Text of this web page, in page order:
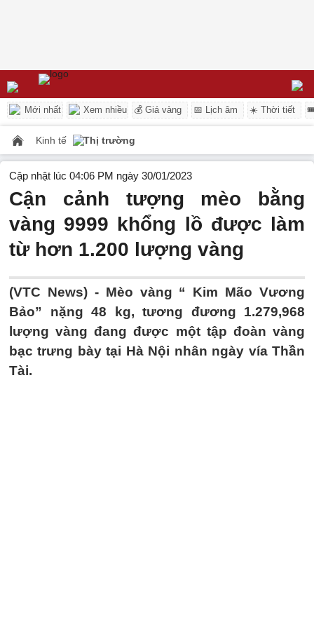
Mới nhất Xem nhiều 💰 Giá vàng 📅 Lịch âm ☀️ Thời tiết
Kinh tế Thị trường
Cập nhật lúc 04:06 PM ngày 30/01/2023
Cận cảnh tượng mèo bằng
vàng 9999 khổng lồ được làm
từ hơn 1.200 lượng vàng
(VTC News) - Mèo vàng “ Kim Mão Vương
Bảo” nặng 48 kg, tương đương 1.279,968
lượng vàng đang được một tập đoàn vàng
bạc trưng bày tại Hà Nội nhân ngày vía Thần
Tài.